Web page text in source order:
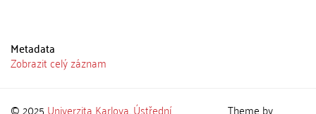
Metadata
Zobrazit celý záznam
© 2025 Univerzita Karlova,Ústřední Theme by